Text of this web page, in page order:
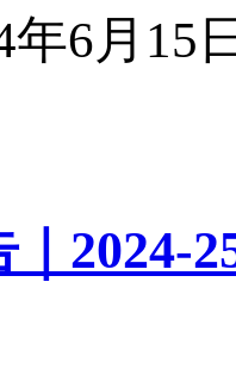
年6月15
2024-